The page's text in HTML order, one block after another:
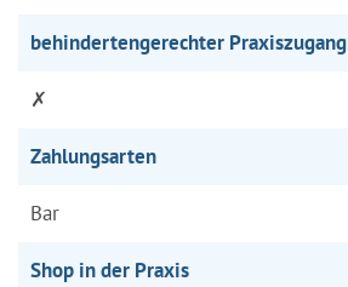
behindertengerechter Praxiszugang
✗
Zahlungsarten
Bar
Shop in der Praxis